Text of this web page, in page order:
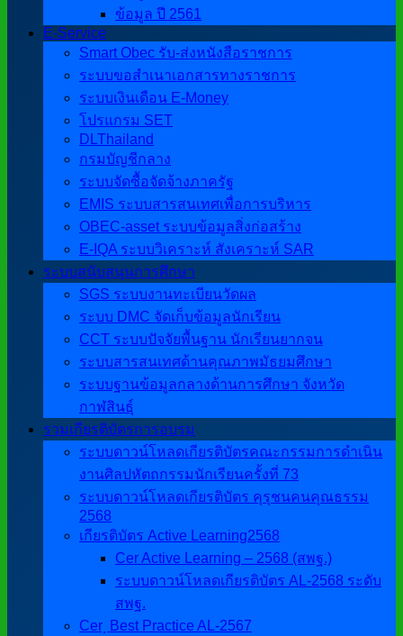
ข้อมูล ปี 2561
E-Service
Smart Obec รับ-ส่งหนังสือราชการ
ระบบขอสำเนาเอกสารทางราชการ
ระบบเงินเดือน E-Money
โปรแกรม SET
DLThailand
กรมบัญชีกลาง
ระบบจัดซื้อจัดจ้างภาครัฐ
EMIS ระบบสารสนเทศเพื่อการบริหาร
OBEC-asset ระบบข้อมูลสิ่งก่อสร้าง
E-IQA ระบบวิเคราะห์ สังเคราะห์ SAR
ระบบสนับสนุนการศึกษา
SGS ระบบงานทะเบียนวัดผล
ระบบ DMC จัดเก็บข้อมูลนักเรียน
CCT ระบบปัจจัยพื้นฐาน นักเรียนยากจน
ระบบสารสนเทศด้านคุณภาพมัธยมศึกษา
ระบบฐานข้อมูลกลางด้านการศึกษา จังหวัด
กาฬสินธุ์
รวมเกียรติบัตรการอบรม
ระบบดาวน์โหลดเกียรติบัตรคณะกรรมการดำเนิน
งานศิลปหัตถกรรมนักเรียนครั้งที่ 73
ระบบดาวน์โหลดเกียรติบัตร คุรุชนคนคุณธรรม
2568
เกียรติบัตร Active Learning2568
Cer Active Learning – 2568 (สพฐ.)
ระบบดาวน์โหลดเกียรติบัตร AL-2568 ระดับ
สพฐ.
Cer ฺ Best Practice AL-2567